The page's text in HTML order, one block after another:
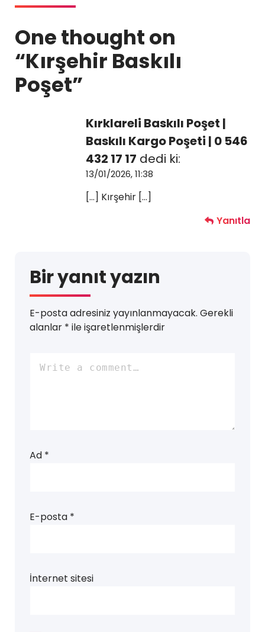
One thought on
“Kırşehir Baskılı
Poşet”
Kırklareli Baskılı Poşet |
Baskılı Kargo Poşeti | 0 546
432 17 17 dedi ki:
13/01/2026, 11:38
[…] Kırşehir […]
Yanıtla
Bir yanıt yazın
E-posta adresiniz yayınlanmayacak. Gerekli
alanlar * ile işaretlenmişlerdir
Ad *
E-posta *
İnternet sitesi